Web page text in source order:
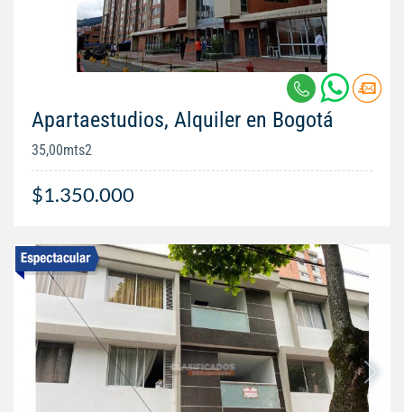
Apartaestudios, Alquiler en Bogotá
35,00mts2
$1.350.000